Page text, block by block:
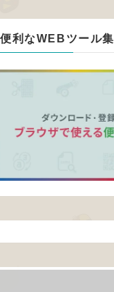
便利なWEBツール集